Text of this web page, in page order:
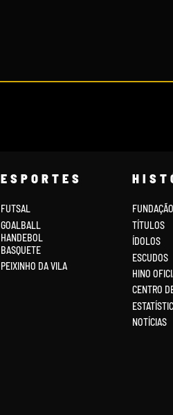
ESPORTES
FUTSAL
GOALBALL
HANDEBOL
BASQUETE
PEIXINHO DA VILA
FUNDAÇÃO
TÍTULOS
ÍDOLOS
ESCUDOS
HINO
CENTRO
NOTÍCIAS